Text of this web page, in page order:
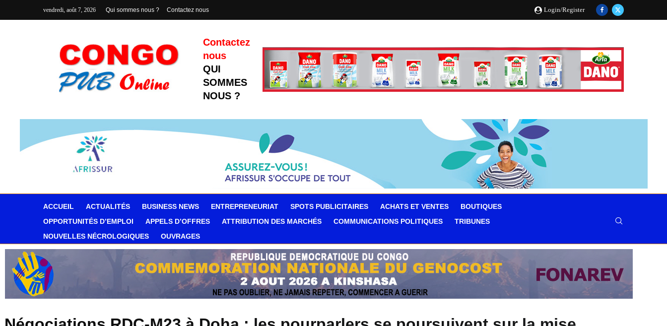
vendredi, août 7, 2026 Qui sommes nous ? Contactez nous Login/Register
Contactez
nous
QUI
SOMMES
NOUS ?
ACCUEIL ACTUALITÉS BUSINESS NEWS ENTREPRENEURIAT SPOTS PUBLICITAIRES ACHATS ET VENTES
BOUTIQUES
OPPORTUNITÉS D’EMPLOI
APPELS D’OFFRES ATTRIBUTION DES MARCHÉS COMMUNICATIONS POLITIQUES
TRIBUNES
NOUVELLES NÉCROLOGIQUES
OUVRAGES